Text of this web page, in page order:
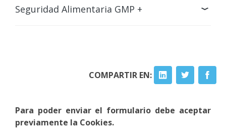
Seguridad Alimentaria GMP +
COMPARTIR EN:
Para poder enviar el formulario debe aceptar
previamente la Cookies.